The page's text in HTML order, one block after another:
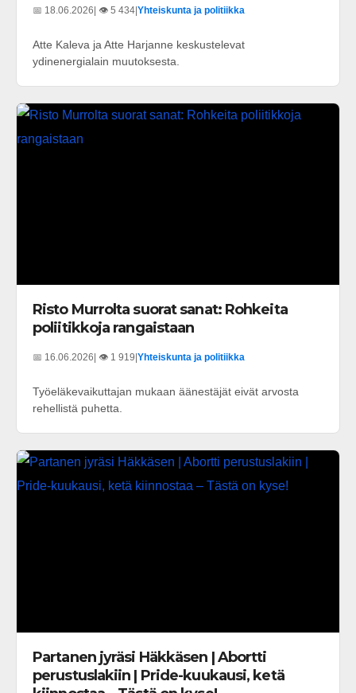
📅 18.06.2026 | 👁️ 5 434 Yhteiskunta ja politiikka
Atte Kaleva ja Atte Harjanne keskustelevat
ydinenergialain muutoksesta.
Risto Murrolta suorat sanat: Rohkeita
poliitikkoja rangaistaan
📅 16.06.2026 | 👁️ 1 919 Yhteiskunta ja politiikka
Työeläkevaikuttajan mukaan äänestäjät eivät arvosta
rehellistä puhetta.
Partanen jyräsi Häkkäsen | Abortti
perustuslakiin | Pride-kuukausi, ketä